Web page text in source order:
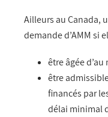
Ailleurs au Canada,
demande d’AMM si
être âgée
être
financés par
délai minimal